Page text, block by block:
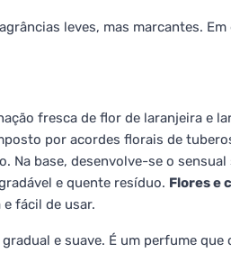
leves, mas marcantes.
fresca de flor de laranjeira e
por acordes florais de
Na base, desenvolve-se o
e quente resíduo. Flores e
fácil de usar.
e suave. É um perfume